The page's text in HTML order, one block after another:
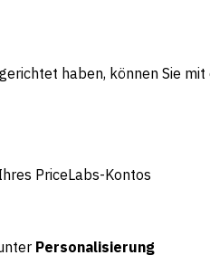
haben, können Sie
PriceLabs-Kontos
Personalisierung